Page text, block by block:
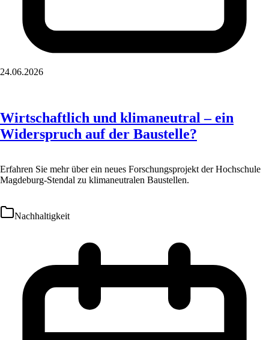
24.06.2026
Wirtschaftlich und klimaneutral – ein
Widerspruch auf der Baustelle?
Erfahren Sie mehr über ein neues Forschungsprojekt der Hochschule
Magdeburg-Stendal zu klimaneutralen Baustellen.
Nachhaltigkeit